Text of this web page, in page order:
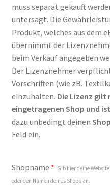
muss separat gekauft
untersagt. Die
Produkt, welches aus dem
übernimmt der
beim Verkauf angegeben
Der Lizenznehmer
Vorschriften (wie zB.
einzuhalten. Die Lizenz gilt
eingetragenen Shop und
dazu unbedingt deinen
Feld ein.
Shopname * Gib hier deine
oder den Namen deines Shops an.